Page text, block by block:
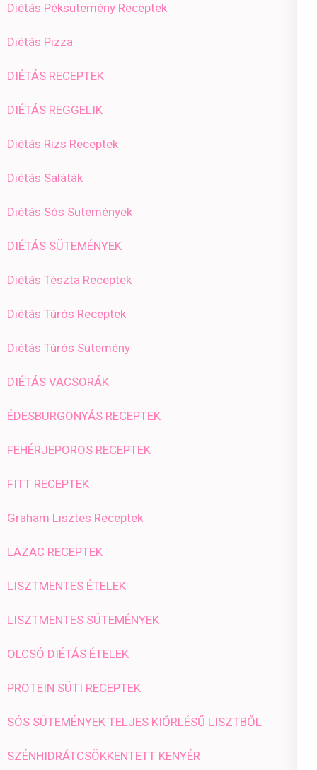
Diétás Péksütemény Receptek
Diétás Pizza
DIÉTÁS RECEPTEK
DIÉTÁS REGGELIK
Diétás Rizs Receptek
Diétás Saláták
Diétás Sós Sütemények
DIÉTÁS SÜTEMÉNYEK
Diétás Tészta Receptek
Diétás Túrós Receptek
Diétás Túrós Sütemény
DIÉTÁS VACSORÁK
ÉDESBURGONYÁS RECEPTEK
FEHÉRJEPOROS RECEPTEK
FITT RECEPTEK
Graham Lisztes Receptek
LAZAC RECEPTEK
LISZTMENTES ÉTELEK
LISZTMENTES SÜTEMÉNYEK
OLCSÓ DIÉTÁS ÉTELEK
PROTEIN SÜTI RECEPTEK
SÓS SÜTEMÉNYEK TELJES KIŐRLÉSŰ LISZTBŐL
SZÉNHIDRÁTCSÖKKENTETT KENYÉR